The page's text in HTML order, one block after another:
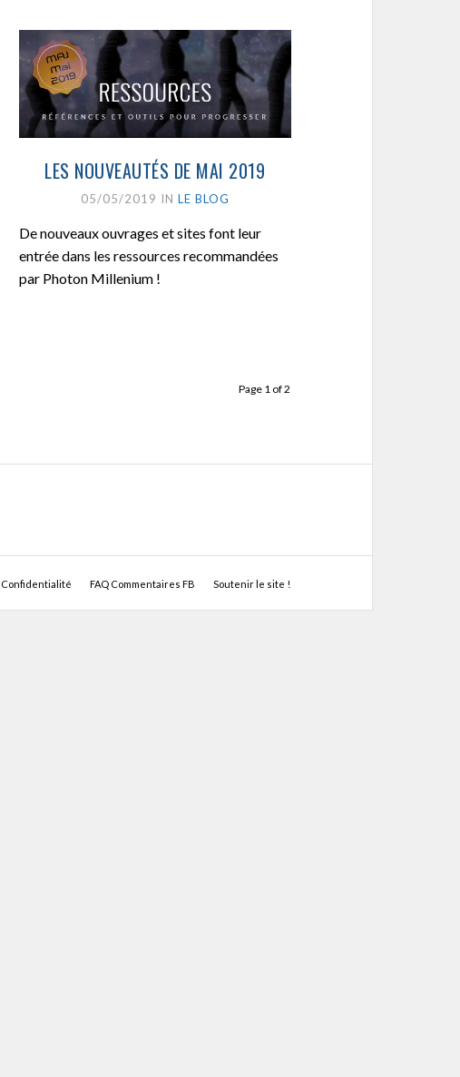
LES NOUVEAUTÉS DE MAI 2019
05/05/2019 IN LE BLOG
De nouveaux ouvrages et sites font leur
entrée dans les ressources recommandées
par Photon Millenium !
Page 1 of 2
Confidentialité FAQ Commentaires FB Soutenir le site !